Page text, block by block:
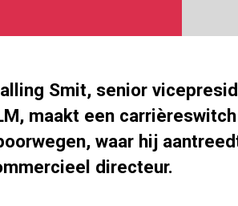
Smit, senior
maakt een
waar hij
directeur.